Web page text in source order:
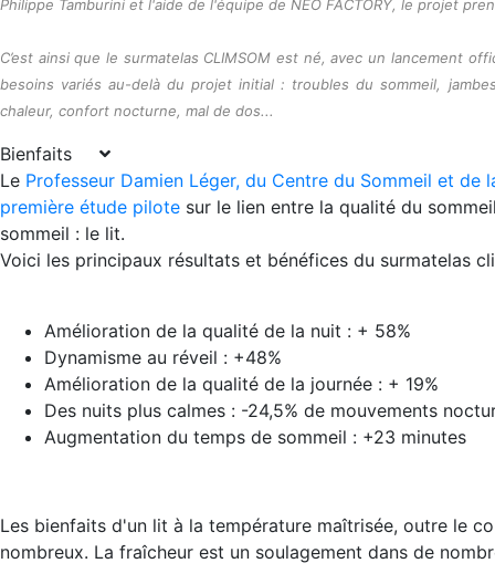
Philippe Tamburini et l'aide de l'équipe de NEO FACTORY, le projet
C’est ainsi que le surmatelas CLIMSOM est né, avec un lancement
besoins variés au-delà du projet initial : troubles du sommeil,
chaleur, confort nocturne, mal de dos...
Bienfaits
Le Professeur Damien Léger, du Centre du Sommeil et
première étude pilote sur le lien entre la qualité du
sommeil : le lit.
Voici les principaux résultats et bénéfices du surmatelas
Amélioration de la qualité de la nuit : + 58%
Dynamisme au réveil : +48%
Amélioration de la qualité de la journée : + 19%
Des nuits plus calmes : -24,5% de mouvements
Augmentation du temps de sommeil : +23 minutes
Les bienfaits d'un lit à la température maîtrisée, outre le
nombreux. La fraîcheur est un soulagement dans de